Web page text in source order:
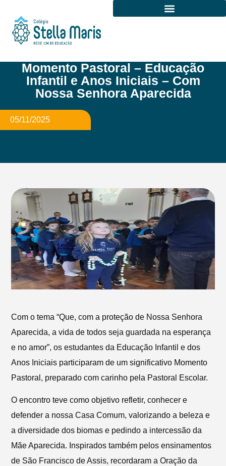
Momento Pastoral – Educação
Infantil e Anos Iniciais – Com
Nossa Senhora Aparecida
05/11/2025
Com o tema “Que, com a proteção de Nossa Senhora
Aparecida, a vida de todos seja guardada na esperança
e no amor”, os estudantes da Educação Infantil e dos
Anos Iniciais participaram de um significativo Momento
Pastoral, preparado com carinho pela Pastoral Escolar.
O encontro teve como objetivo refletir, conhecer e
defender a nossa Casa Comum, valorizando a beleza e
a diversidade dos biomas e pedindo a intercessão da
Mãe Aparecida. Inspirados também pelos ensinamentos
de São Francisco de Assis, recordaram a Oração da